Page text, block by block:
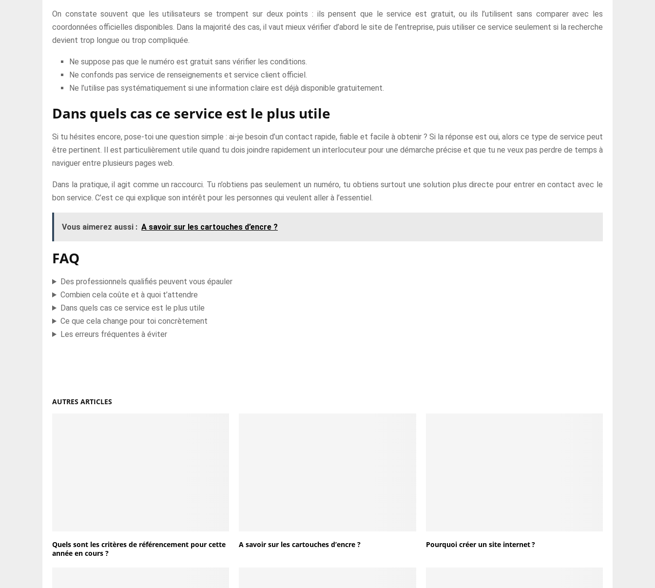
On constate souvent que les utilisateurs se trompent sur deux points : ils pensent que le service est gratuit, ou ils l’utilisent sans comparer avec les
coordonnées officielles disponibles. Dans la majorité des cas, il vaut mieux vérifier d’abord le site de l’entreprise, puis utiliser ce service seulement si la recherche
devient trop longue ou trop compliquée.
Ne suppose pas que le numéro est gratuit sans vérifier les conditions.
Ne confonds pas service de renseignements et service client officiel.
Ne l’utilise pas systématiquement si une information claire est déjà disponible gratuitement.
Dans quels cas ce service est le plus utile
Si tu hésites encore, pose-toi une question simple : ai-je besoin d’un contact rapide, fiable et facile à obtenir ? Si la réponse est oui, alors ce type de service peut
être pertinent. Il est particulièrement utile quand tu dois joindre rapidement un interlocuteur pour une démarche précise et que tu ne veux pas perdre de temps à
naviguer entre plusieurs pages web.
Dans la pratique, il agit comme un raccourci. Tu n’obtiens pas seulement un numéro, tu obtiens surtout une solution plus directe pour entrer en contact avec le
bon service. C’est ce qui explique son intérêt pour les personnes qui veulent aller à l’essentiel.
Vous aimerez aussi : A savoir sur les cartouches d’encre ?
FAQ
Des professionnels qualifiés peuvent vous épauler
Combien cela coûte et à quoi t’attendre
Dans quels cas ce service est le plus utile
Ce que cela change pour toi concrètement
Les erreurs fréquentes à éviter
AUTRES ARTICLES
Quels sont les critères de référencement pour cette
année en cours ?
A savoir sur les cartouches d’encre ? Pourquoi créer un site internet ?